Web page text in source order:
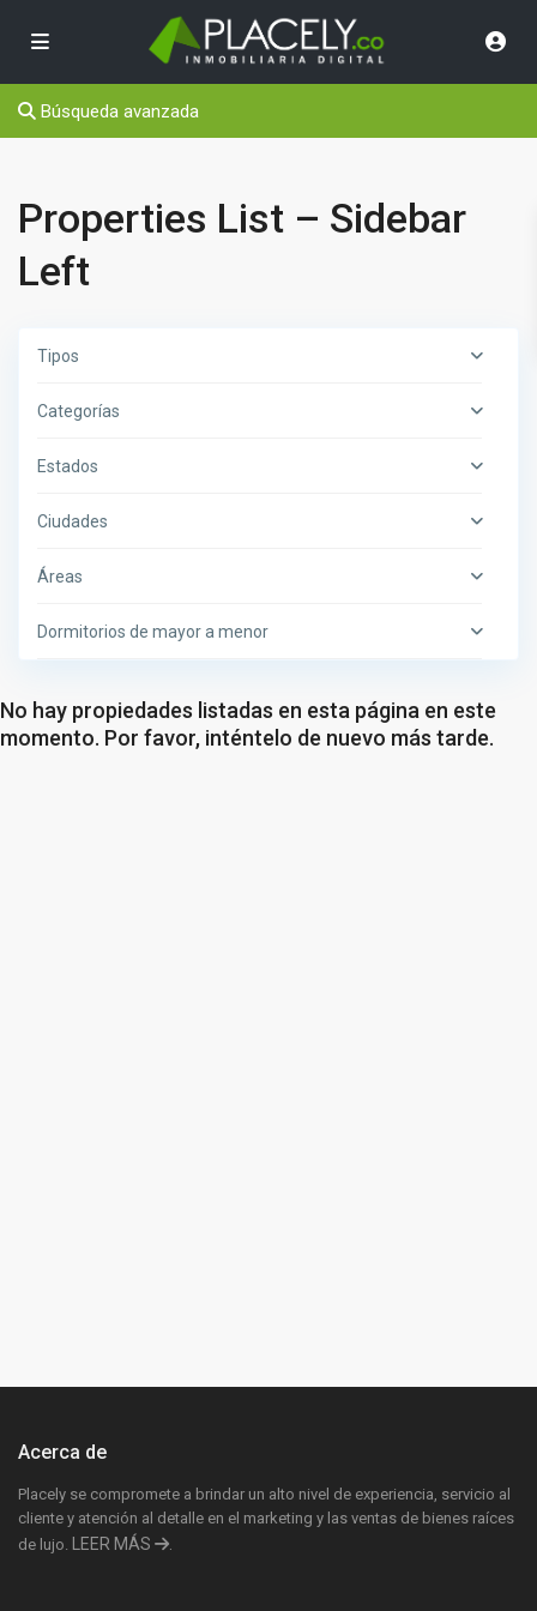
Búsqueda avanzada
Properties List – Sidebar
Left
Tipos
Categorías
Estados
Ciudades
Áreas
Dormitorios de mayor a menor
No hay propiedades listadas en esta página en este
momento. Por favor, inténtelo de nuevo más tarde.
Acerca de
Placely se compromete a brindar un alto nivel de experiencia, servicio al
cliente y atención al detalle en el marketing y las ventas de bienes raíces
de lujo.
LEER MÁS